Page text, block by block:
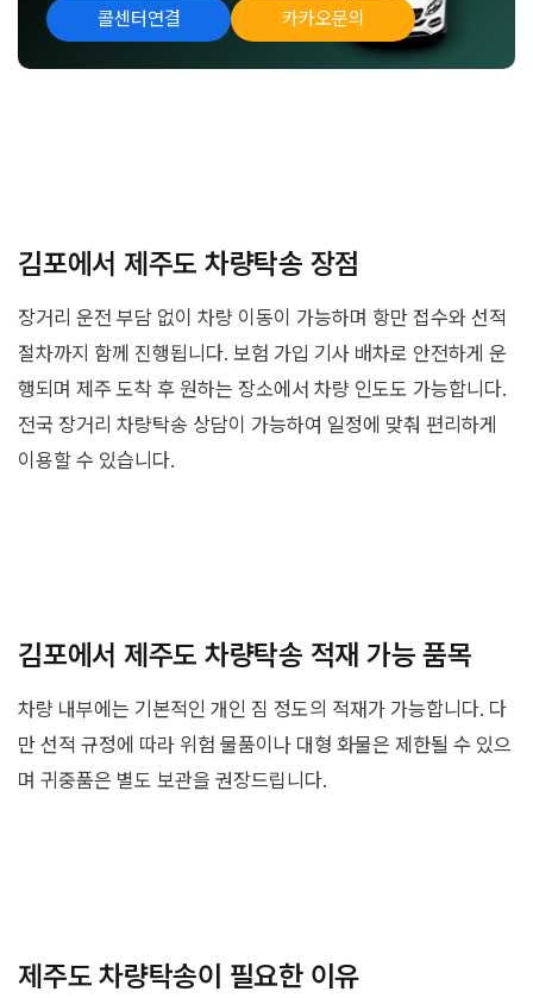
콜센터연결 카카오문의
김포에서 제주도 차량탁송 장점
장거리 운전 부담 없이 차량 이동이 가능하며 항만 접수와 선적
절차까지 함께 진행됩니다. 보험 가입 기사 배차로 안전하게 운
행되며 제주 도착 후 원하는 장소에서 차량 인도도 가능합니다.
전국 장거리 차량탁송 상담이 가능하여 일정에 맞춰 편리하게
이용할 수 있습니다.
김포에서 제주도 차량탁송 적재 가능 품목
차량 내부에는 기본적인 개인 짐 정도의 적재가 가능합니다. 다
만 선적 규정에 따라 위험 물품이나 대형 화물은 제한될 수 있으
며 귀중품은 별도 보관을 권장드립니다.
제주도 차량탁송이 필요한 이유